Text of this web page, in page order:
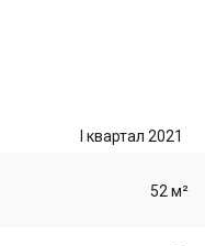
I квартал 2021
52 м²